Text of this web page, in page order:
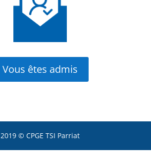
Vous êtes admis
2019 © CPGE TSI Parriat